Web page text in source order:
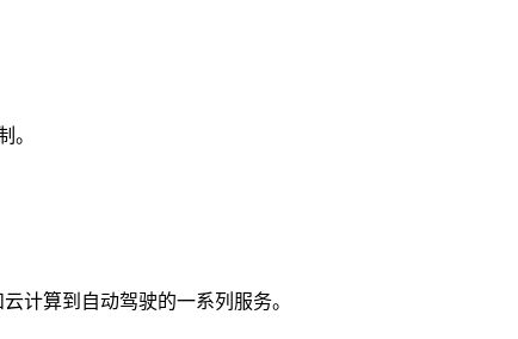
。
计算到自动驾驶的一系列服务。